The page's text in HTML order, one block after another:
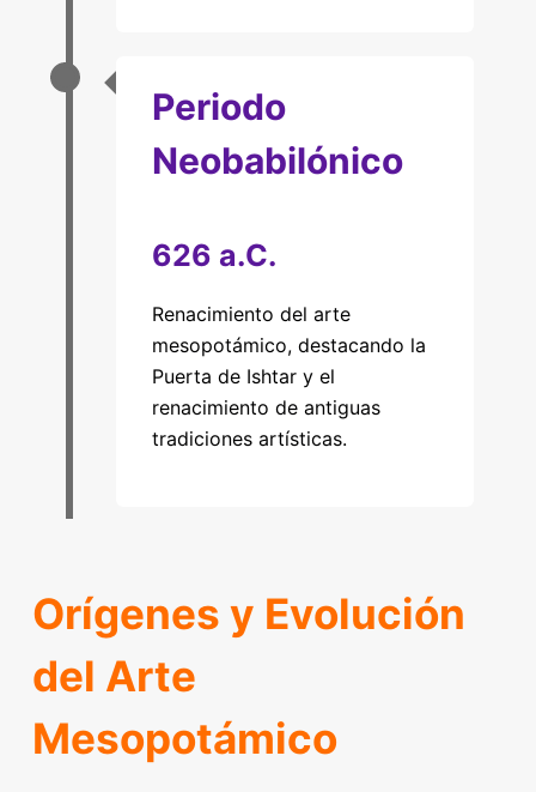
Periodo
Neobabilónico
626 a.C.
Renacimiento del arte
mesopotámico, destacando la
Puerta de Ishtar y el
renacimiento de antiguas
tradiciones artísticas.
Orígenes y Evolución
del Arte
Mesopotámico